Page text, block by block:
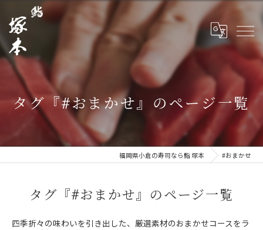
タグ『#おまかせ』のページ一覧
福岡県小倉の寿司なら鮨 塚本 #おまかせ
タグ『#おまかせ』のページ一覧
四季折々の味わいを引き出した、厳選素材のおまかせコースをラ